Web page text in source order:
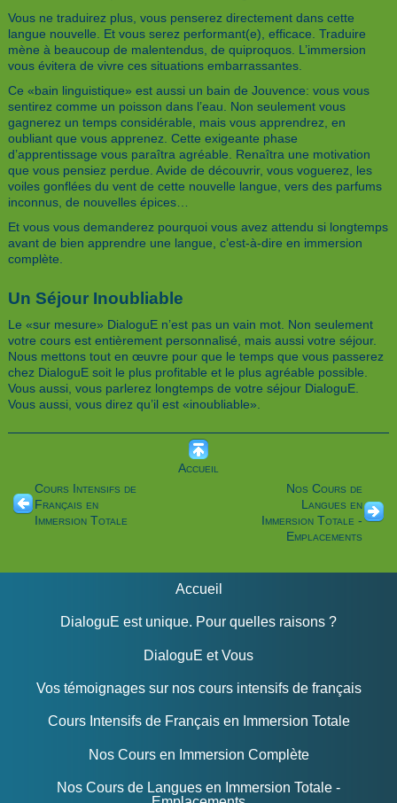
Vous ne traduirez plus, vous penserez directement dans cette
langue nouvelle. Et vous serez performant(e), efficace. Traduire
mène à beaucoup de malentendus, de quiproquos. L’immersion
vous évitera de vivre ces situations embarrassantes.
Ce «bain linguistique» est aussi un bain de Jouvence: vous vous
sentirez comme un poisson dans l’eau. Non seulement vous
gagnerez un temps considérable, mais vous apprendrez, en
oubliant que vous apprenez. Cette exigeante phase
d’apprentissage vous paraîtra agréable. Renaîtra une motivation
que vous pensiez perdue. Avide de découvrir, vous voguerez, les
voiles gonflées du vent de cette nouvelle langue, vers des parfums
inconnus, de nouvelles épices…
Et vous vous demanderez pourquoi vous avez attendu si longtemps
avant de bien apprendre une langue, c’est-à-dire en immersion
complète.
Un Séjour Inoubliable
Le «sur mesure» DialoguE n’est pas un vain mot. Non seulement
votre cours est entièrement personnalisé, mais aussi votre séjour.
Nous mettons tout en œuvre pour que le temps que vous passerez
chez DialoguE soit le plus profitable et le plus agréable possible.
Vous aussi, vous parlerez longtemps de votre séjour DialoguE.
Vous aussi, vous direz qu’il est «inoubliable».
Accueil
Cours Intensifs de
Français en
Immersion Totale
Nos Cours de
Langues en
Immersion Totale -
Emplacements
Accueil
DialoguE est unique. Pour quelles raisons ?
DialoguE et Vous
Vos témoignages sur nos cours intensifs de français
Cours Intensifs de Français en Immersion Totale
Nos Cours en Immersion Complète
Nos Cours de Langues en Immersion Totale -